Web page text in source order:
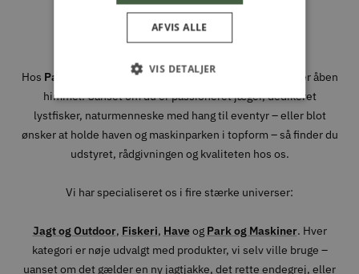
Din partner i naturen, haven og
hverdagen
Hos Park & Fritid
brænder vi for alt det, der foregår under åben
himmel. Uanset om du er passioneret jæger, dedikeret
lystfisker, naturmenneske med hang til eventyr – eller blot
ønsker at holde haven og maskinparken i topform – så finder du
udstyret, rådgivningen og kvaliteten hos os.
Vi har specialiseret os i fire stærke universer:
Jagt og Outdoor, Fiskeri, Haveog Park og Maskiner. Hver
kategori er nøje udvalgt med produkter, vi selv ville bruge –
uanset om det gælder en ny jagtjakke, det rette endegrej, eller
AFVIS ALLE
VIS DETALJER